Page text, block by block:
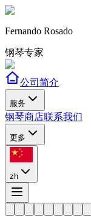
Fernando Rosado
钢琴专家
公司简介
服务
钢琴商店联系我们
更多
zh